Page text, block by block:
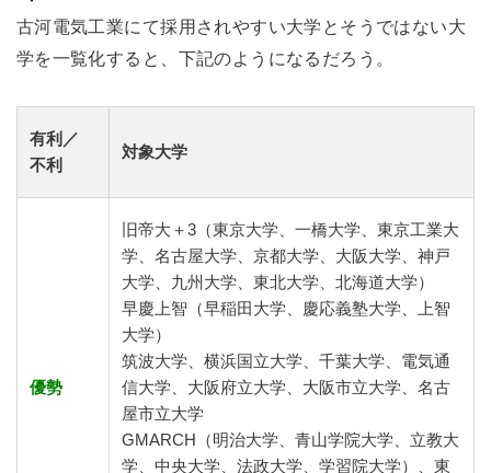
古河電気工業にて採用されやすい大学とそうではない大
学を一覧化すると、下記のようになるだろう。
有利／
不利
対象大学
優勢
旧帝大＋3（東京大学、一橋大学、東京工業大
学、名古屋大学、京都大学、大阪大学、神戸
大学、九州大学、東北大学、北海道大学）
早慶上智（早稲田大学、慶応義塾大学、上智
大学）
筑波大学、横浜国立大学、千葉大学、電気通
信大学、大阪府立大学、大阪市立大学、名古
屋市立大学
GMARCH（明治大学、青山学院大学、立教大
学、中央大学、法政大学、学習院大学）、東